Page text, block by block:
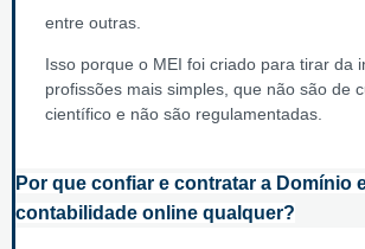
entre outras.
Isso porque o MEI foi criado para tirar da
profissões mais simples, que não são de
científico e não são regulamentadas.
Por que confiar e contratar a Domínio
contabilidade online qualquer?